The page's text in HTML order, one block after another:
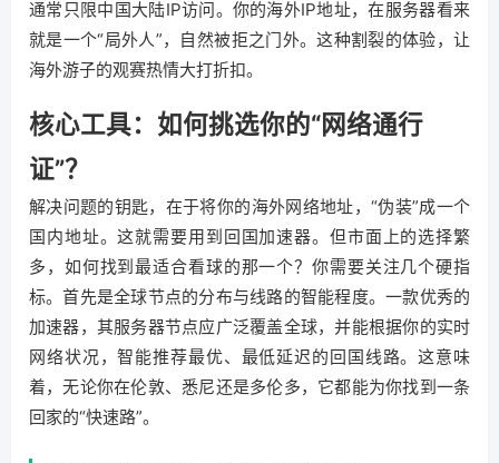
通常只限中国大陆IP访问。你的海外IP地址，在服务器看来
就是一个“局外人”，自然被拒之门外。这种割裂的体验，让
海外游子的观赛热情大打折扣。
核心工具：如何挑选你的“网络通行
证”？
解决问题的钥匙，在于将你的海外网络地址，“伪装”成一个
国内地址。这就需要用到回国加速器。但市面上的选择繁
多，如何找到最适合看球的那一个？你需要关注几个硬指
标。首先是全球节点的分布与线路的智能程度。一款优秀的
加速器，其服务器节点应广泛覆盖全球，并能根据你的实时
网络状况，智能推荐最优、最低延迟的回国线路。这意味
着，无论你在伦敦、悉尼还是多伦多，它都能为你找到一条
回家的“快速路”。